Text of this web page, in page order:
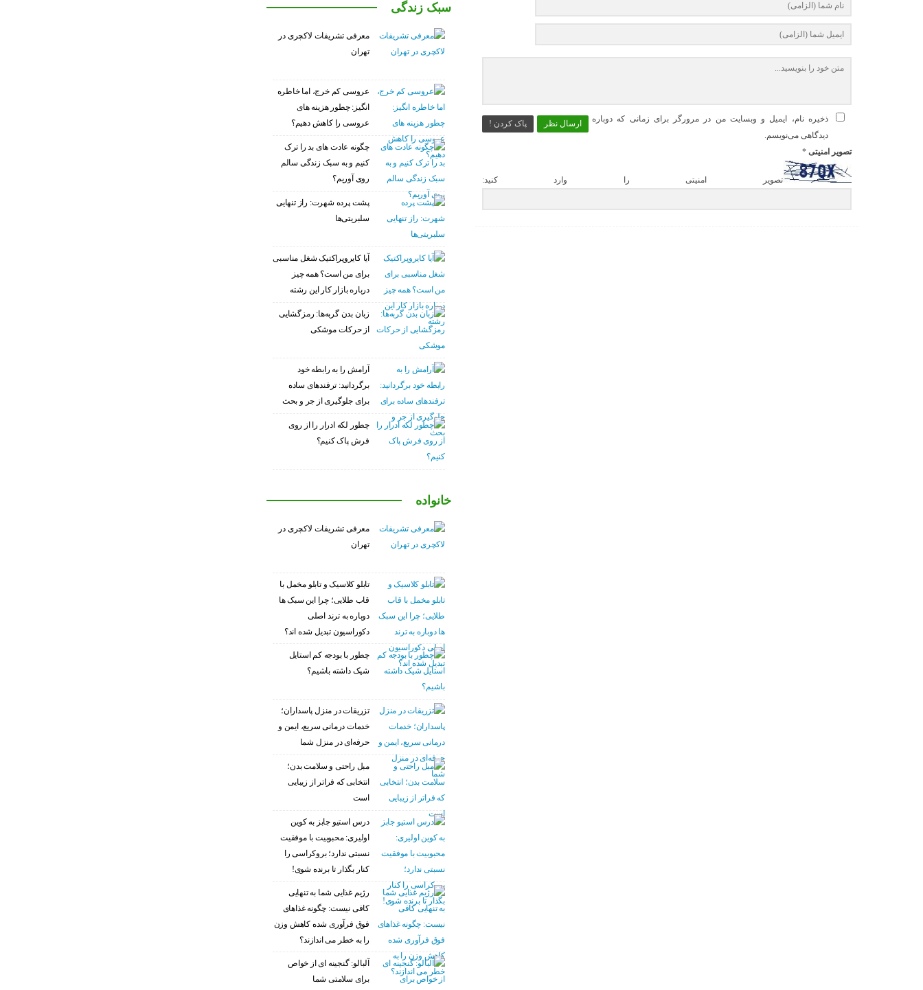
ارسال نظر پاک کردن !
ذخیره نام، ایمیل و وبسایت من در مرورگر برای زمانی که دوباره
دیدگاهی می‌نویسم.
تصویر امنیتی*
تصویر امنیتی را وارد کنید:
سبک زندگی
معرفی تشریفات لاکچری در
تهران
عروسی کم خرج، اما خاطره
انگیز: چطور هزینه های
عروسی را کاهش دهیم؟
چگونه عادت‌ های بد را ترک
کنیم و به سبک زندگی سالم
روی آوریم؟
پشت پرده شهرت: راز تنهایی
سلبریتی‌ها
آیا کایروپراکتیک شغل مناسبی
برای من است؟ همه چیز
درباره بازار کار این رشته
زبان بدن گربه‌ها: رمزگشایی
از حرکات موشکی
آرامش را به رابطه خود
برگردانید: ترفندهای ساده
برای جلوگیری از جر و بحث
چطور لکه ادرار را از روی
فرش پاک کنیم؟
خانواده
معرفی تشریفات لاکچری در
تهران
تابلو کلاسیک و تابلو مخمل با
قاب طلایی؛ چرا این سبک ها
دوباره به ترند اصلی
دکوراسیون تبدیل شده اند؟
چطور با بودجه کم استایل
شیک داشته باشیم؟
تزریقات در منزل پاسداران؛
خدمات درمانی سریع، ایمن و
حرفه‌ای در منزل شما
مبل راحتی و سلامت بدن؛
انتخابی که فراتر از زیبایی
است
درس استیو جابز به کوین
اولیری: محبوبیت با موفقیت
نسبتی ندارد؛ بروکراسی را
کنار بگذار تا برنده شوی!
رژیم غذایی شما به تنهایی
کافی نیست: چگونه غذاهای
فوق فرآوری شده کاهش وزن
را به خطر می اندازند؟
آلبالو: گنجینه ای از خواص
برای سلامتی شما